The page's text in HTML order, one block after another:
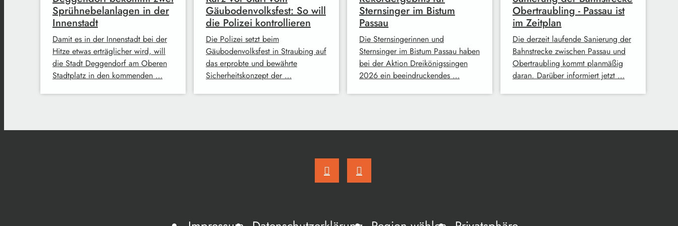
Sprühnebelanlagen in der
Innenstadt
Damit es in der Innenstadt bei der
Hitze etwas erträglicher wird, will
die Stadt Deggendorf am Oberen
Stadtplatz in den kommenden …
Gäubodenvolksfest: So will
die Polizei kontrollieren
Die Polizei setzt beim
Gäubodenvolksfest in Straubing auf
das erprobte und bewährte
Sicherheitskonzept der …
Sternsinger im Bistum
Passau
Die Sternsingerinnen und
Sternsinger im Bistum Passau haben
bei der Aktion Dreikönigssingen
2026 ein beeindruckendes …
Obertraubling - Passau ist
im Zeitplan
Die derzeit laufende Sanierung der
Bahnstrecke zwischen Passau und
Obertraubling kommt planmäßig
daran. Darüber informiert jetzt …